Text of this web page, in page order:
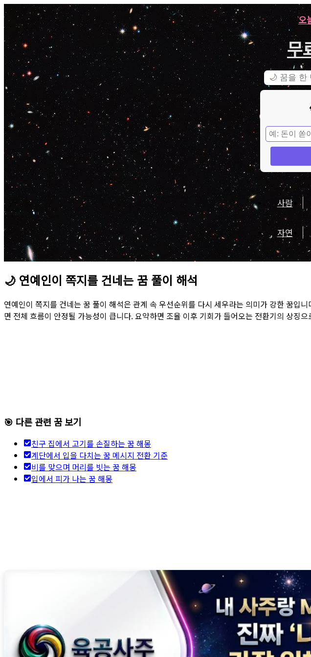
오
무
사람
자연
🌙 연예인이 쪽지를 건네는 꿈 풀이 해석
연예인이 쪽지를 건네는 꿈 풀이 해석은 관계 속 우선순위를 다시 세우라는 의미가 강한 꿈입
면 전체 흐름이 안정될 가능성이 큽니다. 요약하면 조율 이후 기회가 들어오는 전환기의 상징
🎯 다른 관련 꿈 보기
친구 집에서 고기를 손질하는 꿈 해몽
계단에서 입을 다치는 꿈 메시지 전환 기준
비를 맞으며 머리를 빗는 꿈 해몽
입에서 피가 나는 꿈 해몽